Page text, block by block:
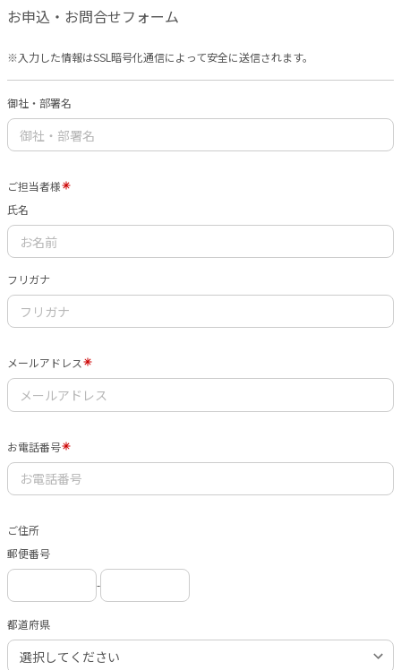
お申込・お問合せフォーム
※入力した情報はSSL暗号化通信によって安全に送信されます。
御社・部署名
ご担当者様
氏名
フリガナ
メールアドレス
お電話番号
ご住所
郵便番号
-
都道府県